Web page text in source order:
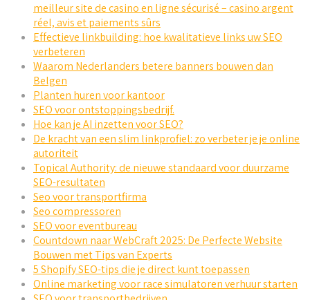
meilleur site de casino en ligne sécurisé – casino argent
réel, avis et paiements sûrs
Effectieve linkbuilding: hoe kwalitatieve links uw SEO
verbeteren
Waarom Nederlanders betere banners bouwen dan
Belgen
Planten huren voor kantoor
SEO voor ontstoppingsbedrijf.
Hoe kan je AI inzetten voor SEO?
De kracht van een slim linkprofiel: zo verbeter je je online
autoriteit
Topical Authority: de nieuwe standaard voor duurzame
SEO-resultaten
Seo voor transportfirma
Seo compressoren
SEO voor eventbureau
Countdown naar WebCraft 2025: De Perfecte Website
Bouwen met Tips van Experts
5 Shopify SEO-tips die je direct kunt toepassen
Online marketing voor race simulatoren verhuur starten